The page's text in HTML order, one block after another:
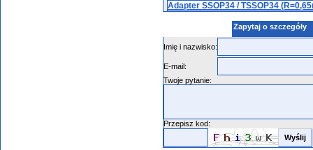
Adapter SSOP34 / TSSOP34
Zapytaj o szczegóły
Imię i nazwisko:
E-mail:
Twoje pytanie:
Przepisz kod: